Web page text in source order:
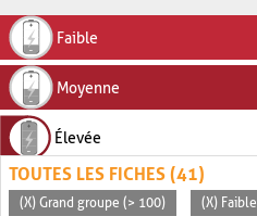
Faible
Moyenne
Élevée
TOUTES LES FICHES (41)
(X) Grand groupe (> 100) (X) Faible